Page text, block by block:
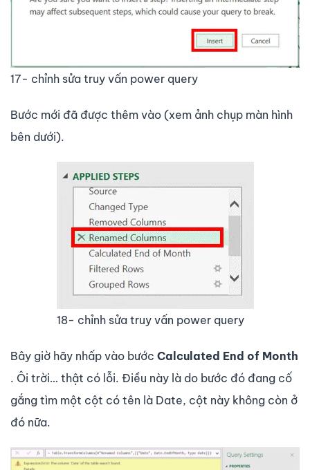
17- chỉnh sửa truy vấn power query
Bước mới đã được thêm vào (xem ảnh chụp màn hình
bên dưới).
18- chỉnh sửa truy vấn power query
Bây giờ hãy nhấp vào bước Calculated End of Month
. Ôi trời… thật có lỗi. Điều này là do bước đó đang cố
gắng tìm một cột có tên là Date, cột này không còn ở
đó nữa.